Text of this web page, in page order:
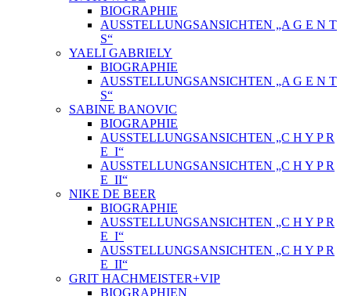
BIOGRAPHIE
AUSSTELLUNGSANSICHTEN „A G E N T
S“
YAELI GABRIELY
BIOGRAPHIE
AUSSTELLUNGSANSICHTEN „A G E N T
S“
SABINE BANOVIC
BIOGRAPHIE
AUSSTELLUNGSANSICHTEN „C H Y P R
E_I“
AUSSTELLUNGSANSICHTEN „C H Y P R
E_II“
NIKE DE BEER
BIOGRAPHIE
AUSSTELLUNGSANSICHTEN „C H Y P R
E_I“
AUSSTELLUNGSANSICHTEN „C H Y P R
E_II“
GRIT HACHMEISTER+VIP
BIOGRAPHIEN